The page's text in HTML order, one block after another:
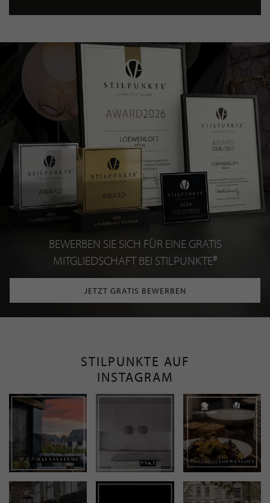
BEWERBEN SIE SICH FÜR EINE GRATIS
MITGLIEDSCHAFT BEI STILPUNKTE®
JETZT GRATIS BEWERBEN
STILPUNKTE AUF
INSTAGRAM